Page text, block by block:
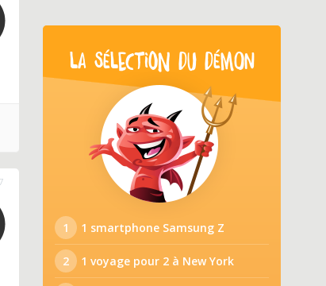
LA SÉLECTION DU DÉMON
1 1 smartphone Samsung Z
2 1 voyage pour 2 à New York